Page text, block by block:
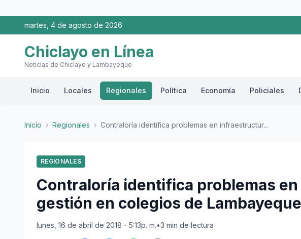
martes, 4 de agosto de 2026
Chiclayo en Línea
Noticias de Chiclayo y Lambayeque
Inicio Locales Regionales Política Economía Policiales
Inicio › Regionales › Contraloría identifica problemas en infraestructur...
REGIONALES
Contraloría identifica problemas
gestión en colegios de Lambayeque
lunes, 16 de abril de 2018 - 5:13p. m.•3 min de lectura